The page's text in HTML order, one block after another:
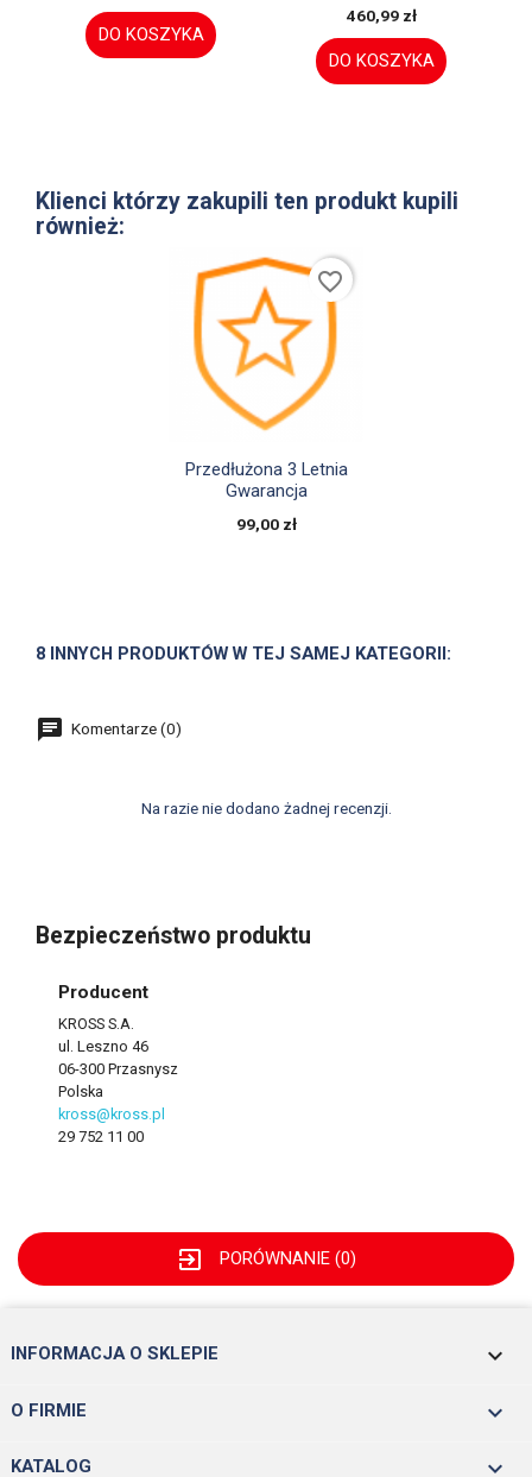
DO KOSZYKA
460,99 zł
DO KOSZYKA
Klienci którzy zakupili ten produkt kupili
również:
Szybki podgląd
Przedłużona 3 Letnia
Gwarancja
99,00 zł
favorite_border
8 INNYCH PRODUKTÓW W TEJ SAMEJ KATEGORII:
Komentarze (0)
Na razie nie dodano żadnej recenzji.
Bezpieczeństwo produktu
Producent
KROSS S.A.
ul. Leszno 46
06-300 Przasnysz
Polska
kross@kross.pl
29 752 11 00
exit_to_app PORÓWNANIE (0)
INFORMACJA O SKLEPIE keyboard_arrow_down
O FIRMIE 
KATALOG 